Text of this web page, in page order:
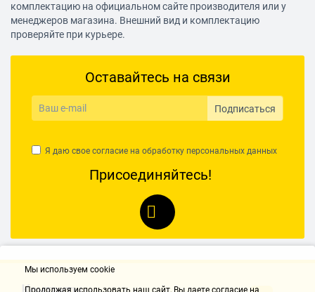
комплектацию на официальном сайте производителя или у
менеджеров магазина. Внешний вид и комплектацию
проверяйте при курьере.
Оставайтесь на связи
Подписаться
Я даю свое согласие на обработку персональных данных
Присоединяйтесь!
Мы используем cookie
Продолжая использовать наш cайт, Вы даете согласие на